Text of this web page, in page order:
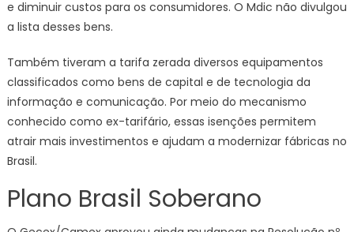
e diminuir custos para os consumidores. O Mdic não divulgou
a lista desses bens.
Também tiveram a tarifa zerada diversos equipamentos
classificados como bens de capital e de tecnologia da
informação e comunicação. Por meio do mecanismo
conhecido como ex-tarifário, essas isenções permitem
atrair mais investimentos e ajudam a modernizar fábricas no
Brasil.
Plano Brasil Soberano